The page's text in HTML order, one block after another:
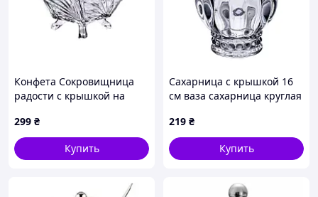
Сахарница поставляется с ложкой, что
обеспечивает удобство при доставании сахара и
крышке или внутри сахарницы, что позволяет
Конфета Сокровищница
радости с крышкой на
299 ₴
Купить
Сахарница с крышкой 16
см ваза сахарница круглая
219 ₴
Купить